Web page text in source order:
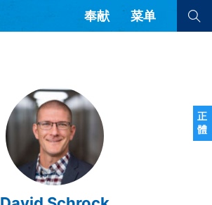
正
體
奉献 菜单
书评 访谈
解经式讲道与神学
查看全部
查看全部
隐私条款